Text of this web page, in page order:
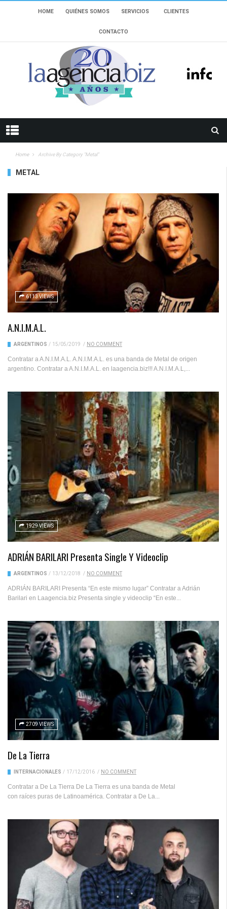
HOME QUIÉNES SOMOS SERVICIOS CLIENTES
CONTACTO
Home Archive By Category "Metal"
METAL
6113 VIEWS
A.N.I.M.A.L.
ARGENTINOS / 15/05/2019 / NO COMMENT
Contratar a A.N.I.M.A.L. A.N.I.M.A.L. es una banda de Metal de origen
argentino. Contratar a A.N.I.M.A.L. en laagencia.biz!!! A.N.I.M.A.L,...
1929 VIEWS
ADRIÁN BARILARI Presenta Single Y Videoclip
ARGENTINOS / 13/12/2018 / NO COMMENT
ADRIÁN BARILARI Presenta “En este mismo lugar” Contratar a Adrián
Barilari en Laagencia.biz Presenta single y videoclip “En este...
2709 VIEWS
De La Tierra
INTERNACIONALES / 17/12/2016 / NO COMMENT
Contratar a De La Tierra De La Tierra es una banda de Metal
con raíces puras de Latinoamérica. Contratar a De La...